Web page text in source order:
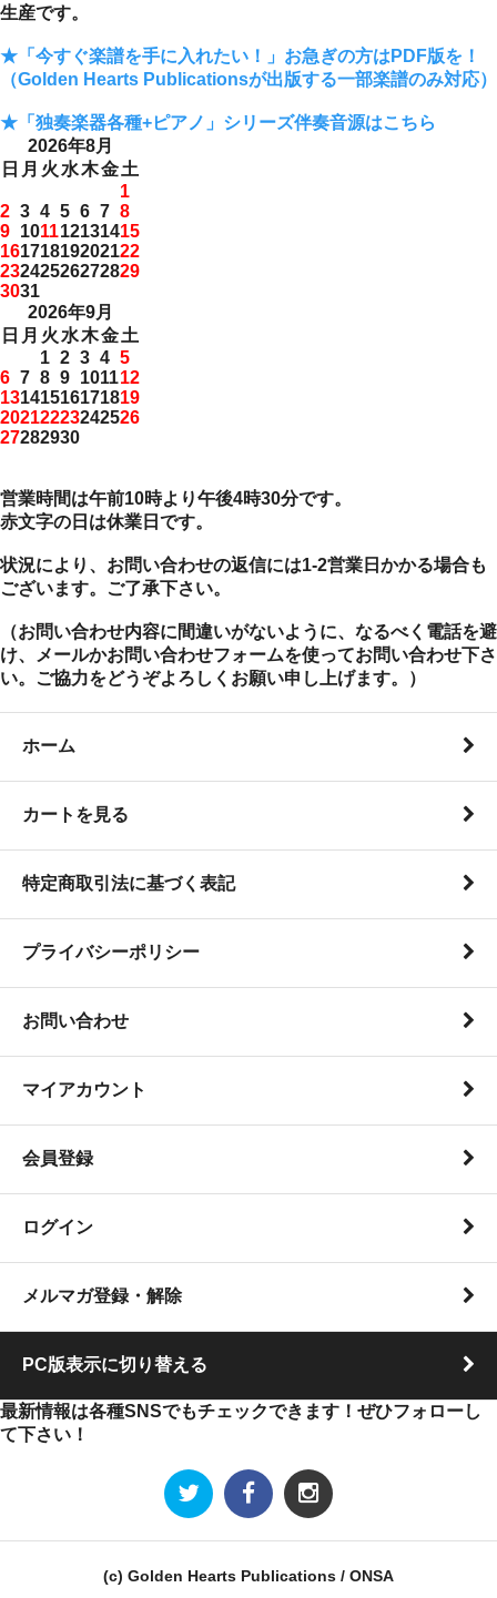
生産です。
★「今すぐ楽譜を手に入れたい！」お急ぎの方はPDF版を！
（Golden Hearts Publicationsが出版する一部楽譜のみ対応）
★「独奏楽器各種+ピアノ」シリーズ伴奏音源はこちら
2026年8月
日 月 火 水木金土
1
2 3 4 5 6 7 8
9 101112131415
16171819202122
23242526272829
3031
2026年9月
日 月 火 水木金土
1 2 3 4 5
6 7 8 9 101112
13141516171819
20212223242526
27282930
営業時間は午前10時より午後4時30分です。
赤文字の日は休業日です。
状況により、お問い合わせの返信には1-2営業日かかる場合も
ございます。ご了承下さい。
（お問い合わせ内容に間違いがないように、なるべく電話を避
け、メールかお問い合わせフォームを使ってお問い合わせ下さ
い。ご協力をどうぞよろしくお願い申し上げます。）
ホーム
カートを見る
特定商取引法に基づく表記
プライバシーポリシー
お問い合わせ
マイアカウント
会員登録
ログイン
メルマガ登録・解除
PC版表示に切り替える
最新情報は各種SNSでもチェックできます！ぜひフォローし
て下さい！
(c) Golden Hearts Publications / ONSA